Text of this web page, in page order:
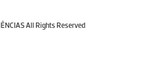
All Rights Reserved